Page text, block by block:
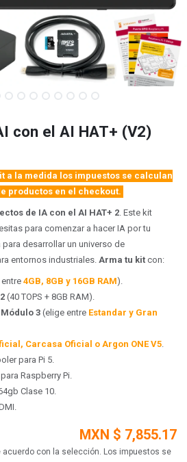
con el AI HAT+ (V2)
a la medida los impuestos se calculan
productos en el checkout.
de IA con el AI HAT+ 2. Este kit
para comenzar a hacer IA por tu
desarrollar un universo de
entornos industriales. Arma tu kit con:
4GB, 8GB y 16GB RAM).
(40 TOPS + 8GB RAM).
3 (elige entre Estandar y Gran
Carcasa Oficial o Argon ONE V5.
para Pi 5.
Raspberry Pi.
Clase 10.
MXN $ 7,855.17
acuerdo con la selección. Los impuestos se